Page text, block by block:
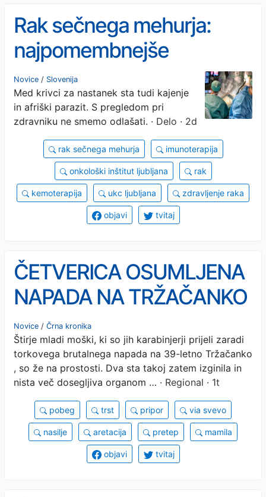
Rak sečnega mehurja:
najpomembnejše
opozorilo je kri v urinu
Novice / Slovenija
Med krivci za nastanek sta tudi kajenje
in afriški parazit. S pregledom pri
zdravniku ne smemo odlašati. · Delo · 2d
rak sečnega mehurja imunoterapija
onkološki inštitut ljubljana rak
kemoterapija ukc ljubljana zdravljenje raka
objavi tvitaj
ČETVERICA OSUMLJENA
NAPADA NA TRŽAČANKO
NA PROSTOSTI: Dva sta
pobegnila, za njima ni sledi
(VIDEO)
Novice / Črna kronika
Štirje mladi moški, ki so jih karabinjerji prijeli zaradi
torkovega brutalnega napada na 39-letno Tržačanko
, so že na prostosti. Dva sta takoj zatem izginila in
nista več dosegljiva organom … · Regional · 1t
pobeg trst pripor via svevo
nasilje aretacija pretep mamila
objavi tvitaj